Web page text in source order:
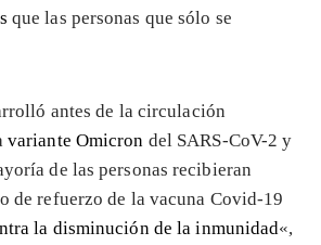
que las personas que sólo se
antes de la circulación
variante Omicron del SARS-CoV-2 y
de las personas recibieran
de refuerzo de la vacuna Covid-19
la disminución de la inmunidad«,